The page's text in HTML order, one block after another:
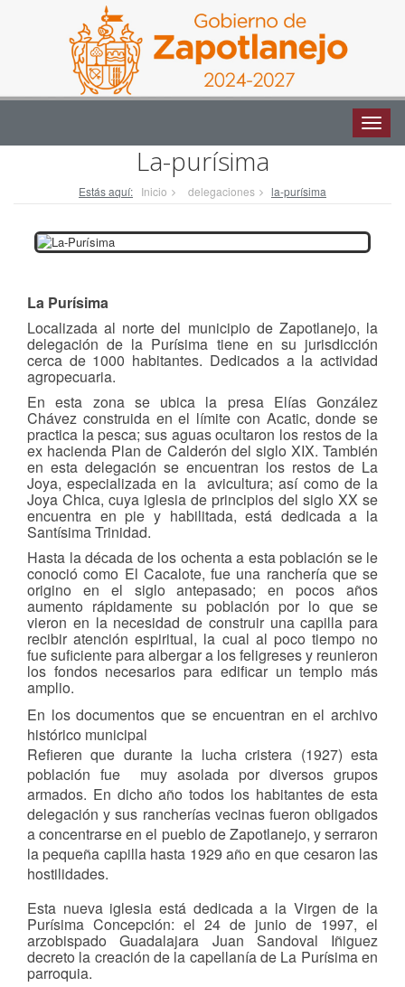
La-purísima
Estás aquí: Inicio delegaciones la-purísima
La Purísima
Localizada al norte del municipio de Zapotlanejo, la
delegación de la Purísima tiene en su jurisdicción
cerca de 1000 habitantes. Dedicados a la actividad
agropecuaria.
En esta zona se ubica la presa Elías González
Chávez construida en el límite con Acatic, donde se
practica la pesca; sus aguas ocultaron los restos de la
ex hacienda Plan de Calderón del siglo XIX. También
en esta delegación se encuentran los restos de La
Joya, especializada en la avicultura; así como de la
Joya Chica, cuya iglesia de principios del siglo XX se
encuentra en pie y habilitada, está dedicada a la
Santísima Trinidad.
Hasta la década de los ochenta a esta población se le
conoció como El Cacalote, fue una ranchería que se
origino en el siglo antepasado; en pocos años
aumento rápidamente su población por lo que se
vieron en la necesidad de construir una capilla para
recibir atención espiritual, la cual al poco tiempo no
fue suficiente para albergar a los feligreses y reunieron
los fondos necesarios para edificar un templo más
amplio.
En los documentos que se encuentran en el archivo
histórico municipal
Refieren que durante la lucha cristera (1927) esta
población fue muy asolada por diversos grupos
armados. En dicho año todos los habitantes de esta
delegación y sus rancherías vecinas fueron obligados
a concentrarse en el pueblo de Zapotlanejo, y serraron
la pequeña capilla hasta 1929 año en que cesaron las
hostilidades.
Esta nueva iglesia está dedicada a la Virgen de la
Purísima Concepción: el 24 de junio de 1997, el
arzobispado Guadalajara Juan Sandoval Iñiguez
decreto la creación de la capellanía de La Purísima en
parroquia.